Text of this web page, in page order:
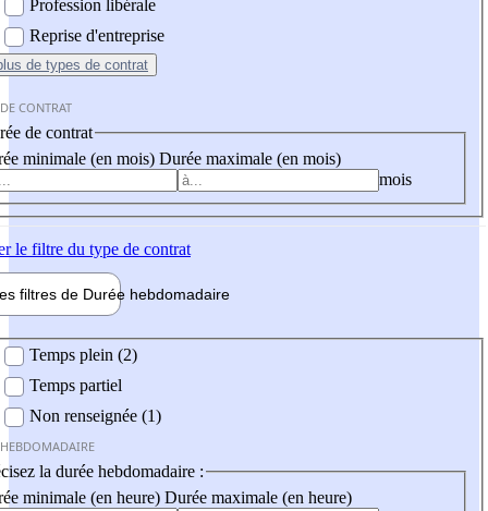
Profession libérale
Reprise d'entreprise
de types de contrat
CONTRAT
de contrat
minimale (en mois) Durée maximale (en mois)
mois
le filtre du type de contrat
filtres de Durée hebdomadaire
Temps plein (2)
Temps partiel
Non renseignée (1)
la durée hebdomadaire :
minimale (en heure) Durée maximale (en heure)